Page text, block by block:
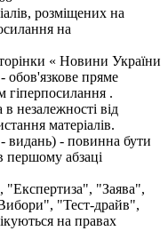
розміщених на
на
« Новини України
обов'язкове пряме
гіперпосилання .
незалежності від
матеріалів.
видань) - повинна бути
першому абзаці
"Заява",
"Тест-драйв",
на правах